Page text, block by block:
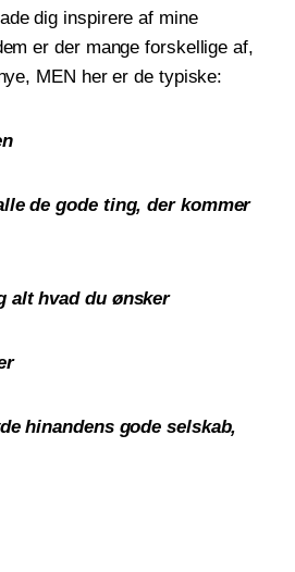
dig inspirere af mine
er der mange forskellige af,
MEN her er de typiske:
de gode ting, der kommer
alt hvad du ønsker
hinandens gode selskab,